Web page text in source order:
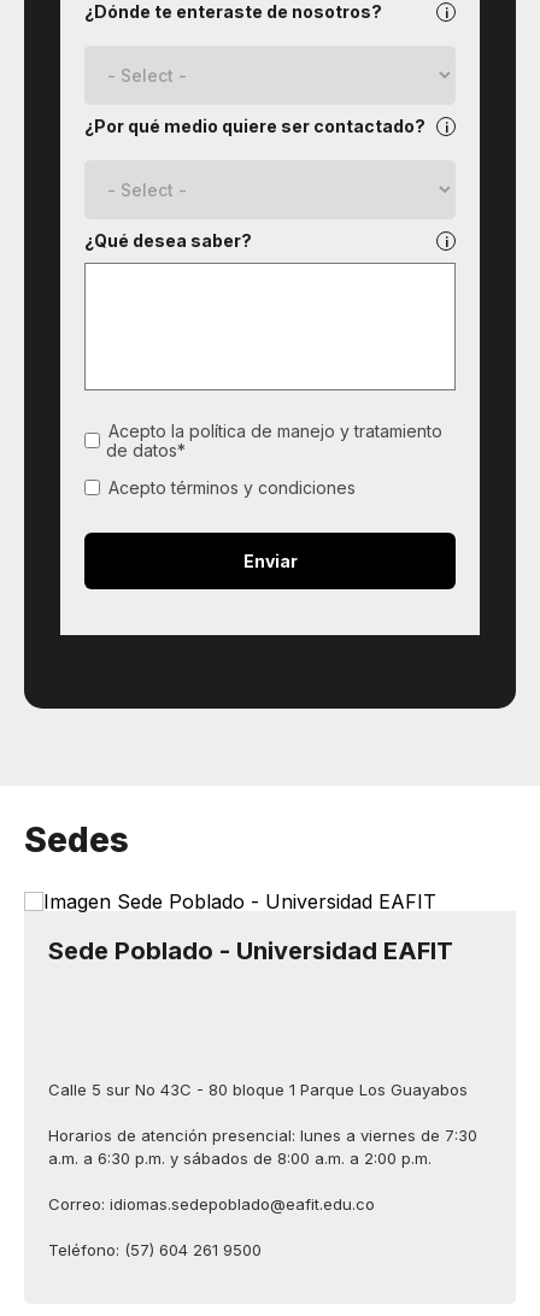
¿Dónde te enteraste de nosotros?
¿Por qué medio quiere ser contactado?
¿Qué desea saber?
Acepto la política de manejo y tratamiento
de datos*
Acepto términos y condiciones
Sedes
Sede Poblado - Universidad EAFIT
Calle 5 sur No 43C - 80 bloque 1 Parque Los Guayabos
Horarios de atención presencial: lunes a viernes de 7:30
a.m. a 6:30 p.m. y sábados de 8:00 a.m. a 2:00 p.m.
Correo: idiomas.sedepoblado@eafit.edu.co
Teléfono: (57) 604 261 9500